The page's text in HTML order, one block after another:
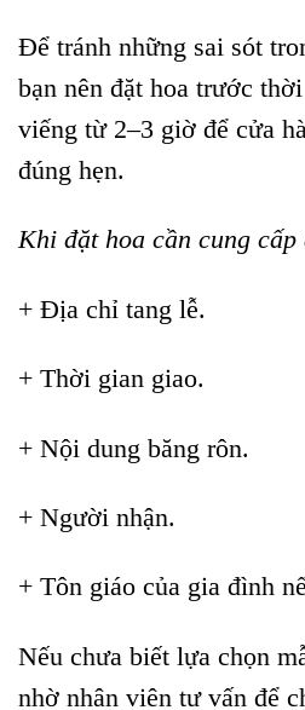
Để tránh những sai sót
bạn nên đặt hoa trước
viếng từ 2–3 giờ để cửa
đúng hẹn.
Khi đặt hoa cần cung cấp
+ Địa chỉ tang lễ.
+ Thời gian giao.
+ Nội dung băng rôn.
+ Người nhận.
+ Tôn giáo của gia đình
Nếu chưa biết lựa chọn
nhờ nhân viên tư vấn để